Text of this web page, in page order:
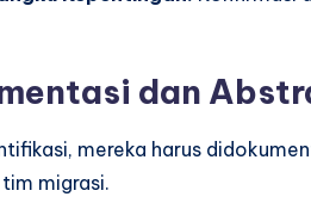
dan
mereka harus
migrasi.